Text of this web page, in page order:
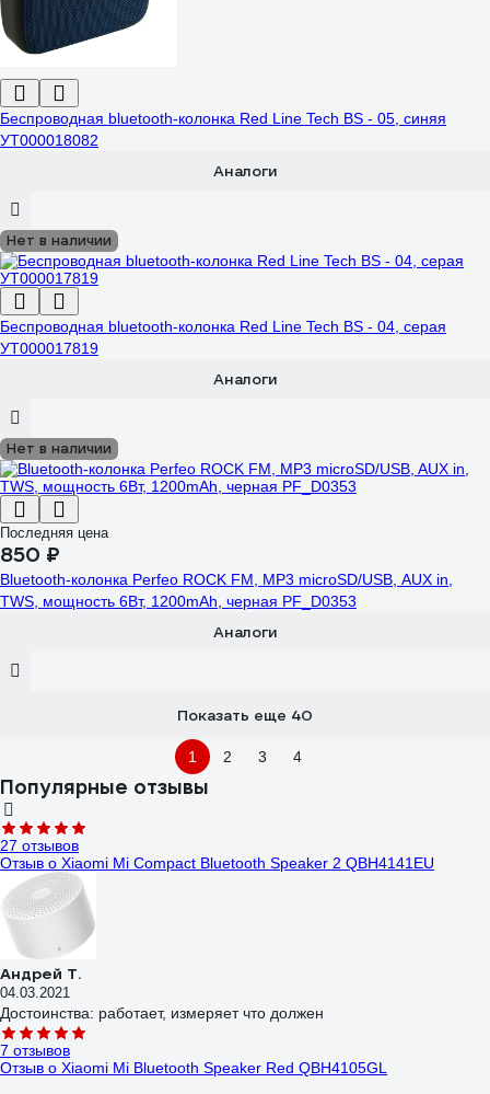
Беспроводная bluetooth-колонка Red Line Tech BS - 05, синяя
УТ000018082
Аналоги
Нет в наличии
Беспроводная bluetooth-колонка Red Line Tech BS - 04, серая
УТ000017819
Аналоги
Нет в наличии
Последняя цена
850 ₽
Bluetooth-колонка Perfeo ROCK FM, MP3 microSD/USB, AUX in,
TWS, мощность 6Вт, 1200mAh, черная PF_D0353
Аналоги
Показать еще 40
1 2 3 4
Популярные отзывы
27 отзывов
Отзыв о Xiaomi Mi Compact Bluetooth Speaker 2 QBH4141EU
Андрей Т.
04.03.2021
Достоинства: работает, измеряет что должен
7 отзывов
Отзыв о Xiaomi Mi Bluetooth Speaker Red QBH4105GL